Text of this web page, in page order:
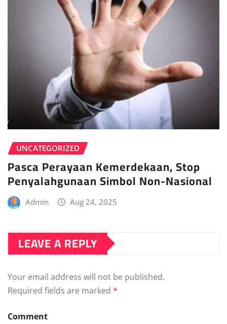
UNCATEGORIZED
Pasca Perayaan Kemerdekaan, Stop
Penyalahgunaan Simbol Non-Nasional
Admin Aug 24, 2025
LEAVE A REPLY
Your email address will not be published.
Required fields are marked *
Comment